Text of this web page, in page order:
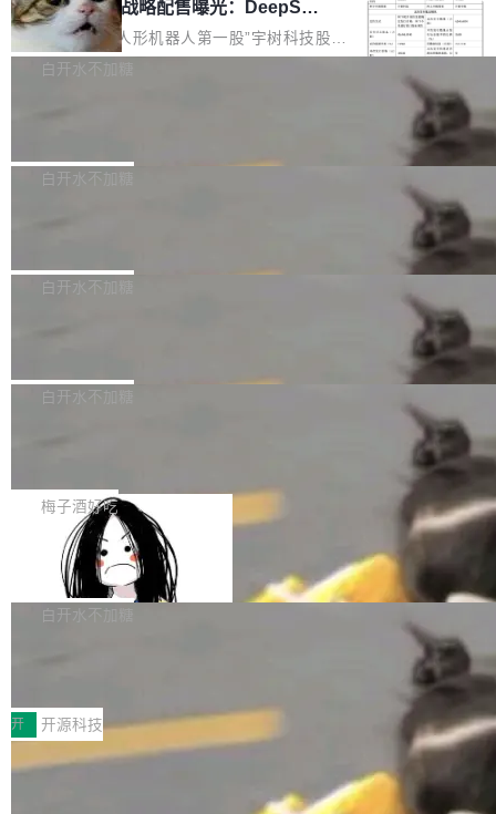
器 Prime Agent 的架构和市面上大多数 coding
agent 有本质区别。大多数 agent harness 的设
计是基于早期模型的能力—...
但它可能是主流开源项目中关于 AI 辅助贡献最
细致的一份规则。 政策的核心只有一句话：LLM
可以用来分析、提炼、审阅、建议，但不能用来
不得生成涉及安全性的关键变更，除非作者本身
宇树科技 IPO 战略配售曝光：DeepSe
ek 获配 93.3 万股，锁定 36 个月
8月6日晚间，“人形机器人第一股”宇树科技股份
有限公司披露IPO发行价格及战略配售结果，杭
36个月。 公告显示，本次宇树科技战略配售对
员工参与设立的专项资产管理计划。其中，Dee
获配9...
白开水不加糖
Bug fixes and enhancements 修复多次传递同
一个回归问题，该问题导致拉取镜像时会拒绝包
题，该问题可能导致在旧版 Linux 内核...
白开水不加糖
e 孵化器项目管理委员会（IPMC）投票中获得
P）！这一里程碑不仅标志着 Fluss 迈入新的发
白开水不加糖
长期停止内容更新，未能实现其作为“AI版维基百
提交的编辑请求也长期处于待处理状态。 Groki
pedia 于去年底上线，定位为由人工智能生成内
容的百科平台，被马斯克视为传统众包百科网站
维基百科的替代方案。Lawfare 调查发现，无论
热门页面还是低关注度页面，均未出现近期更
白开水不加糖
是这样的：配 MessageSource 的 Bean、写 R
eloadableResourceBundleMessageSource、
声明 LocaleResolver、注册 LocaleChangeInt
erceptor…五六步之后才能看到第一行翻译文
本。 Solon 换了个方式。整个 i18n 模块围绕三
梅子酒好吃
Apache Doris 4.1 全面增强 Iceberg：
支持 UPDATE、MERGE INTO 与 Iceb
erg V3
Apache Doris 4.1 要补齐的，正是缺失的那一
半。在已有查询能力的基础上，Doris 进一步支
常维护操作，并完整支持 Iceberg V3 格式。
白开水不加糖
村国家自主创新示范区会议中心开幕。本届大会
由中关村智联软件服务业质量创新联盟主办，以
“智构可信·质创未来——AI原生时代的质量新范
式”为主题，直面AI从实验室走向规模化产业落地
开 开源科技
让非法状态不可表示：一篇关于 ADT
有一种东西，一旦用过就回不去了。Alex Fedos